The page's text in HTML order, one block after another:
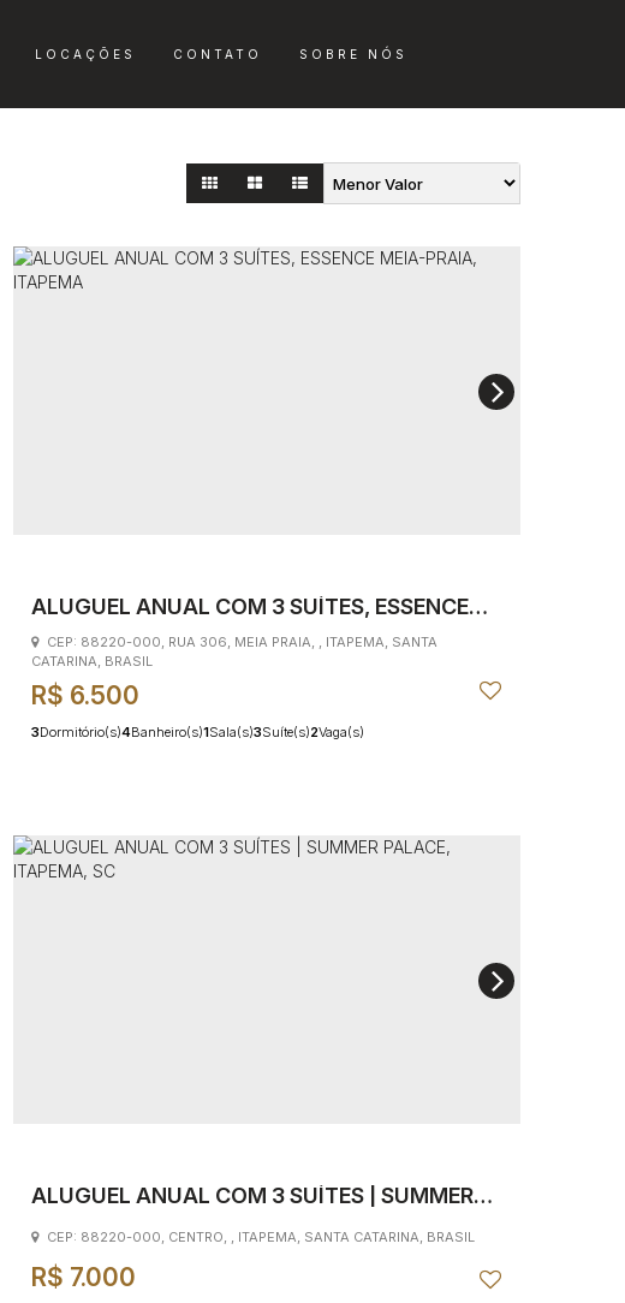
CONTATO SOBRE NÓS
LOCAÇÕES
ALUGUEL ANUAL COM 3 SUÍTES, ESSENCE
R$ 6.500
CEP: 88220-000 RUA 306 MEIA PRAIA ITAPEMA SANTA
CATARINA BRASIL
3Dormitório(s)4Banheiro(s)1Sala(s)3Suíte(s)2Vaga(s)
ALUGUEL ANUAL COM 3 SUÍTES | SUMMER
R$ 7.000
CEP: 88220-000, CENTRO , ITAPEMA, SANTA CATARINA, BRASIL